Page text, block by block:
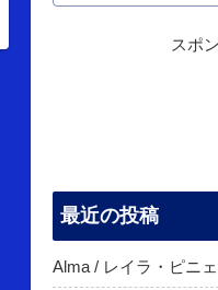
スポ
最近の投稿
Alma / レイラ・ピニ